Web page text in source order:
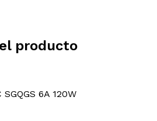
producto
6A 120W